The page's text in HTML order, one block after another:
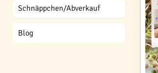
Schnäppchen/Abverkauf
Blog